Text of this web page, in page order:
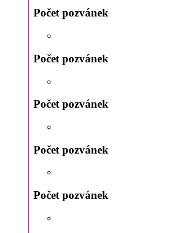
Počet pozvánek
Počet pozvánek
Počet pozvánek
Počet pozvánek
Počet pozvánek